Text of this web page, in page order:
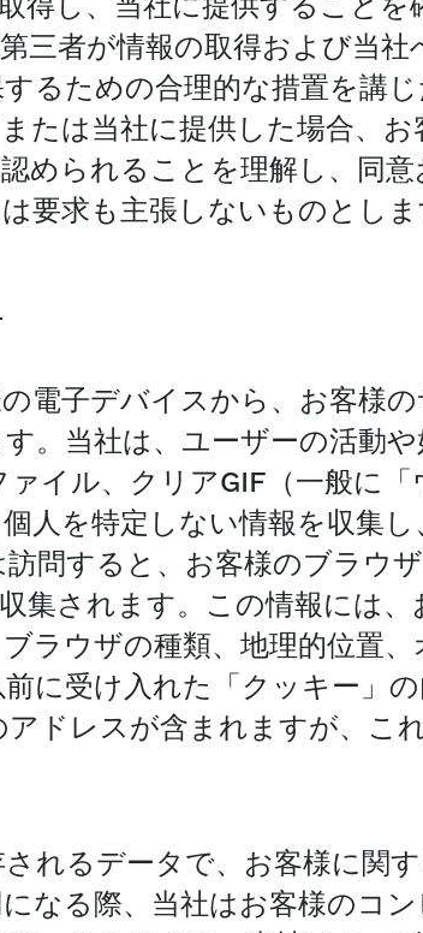
得し、当社に提供することを
三者が情報の取得および当社
るための合理的な措置を講
たは当社に提供した場合、お
められることを理解し、同
要求も主張しないものとしま
電子デバイスから、お客様
。当社は、ユーザーの活動や
イル、クリアGIF（一般に「
人を特定しない情報を収集し
問すると、お客様のブラウ
集されます。この情報には、
ラウザの種類、地理的位置、
に受け入れた「クッキー」の
ドレスが含まれますが、こ
れるデータで、お客様に関
なる際、当社はお客様のコン